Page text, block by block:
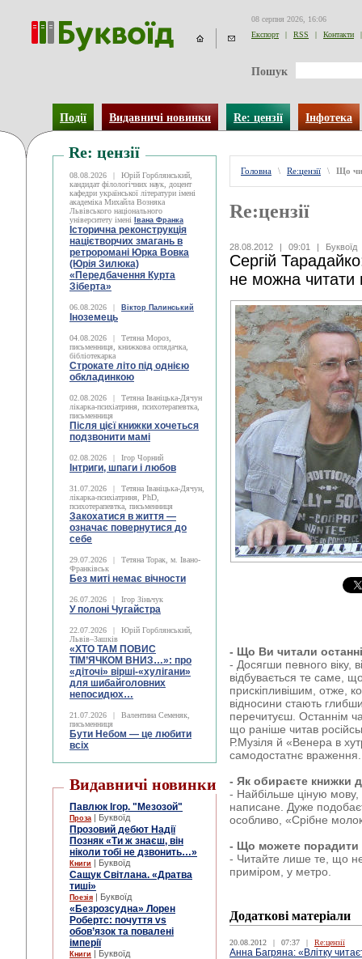
08 серпня 2026, 16:06
Експорт
| RSS | Контакти |
Пошук
Події Видавничі новинки Re: цензії Інфотека
Re: цензії
08.08.2026 |
Юрій Горблянський,
кандидат філологічних наук, доцент
кафедри української літератури імені
академіка Михайла Возняка
Львівського національного
університету імені
Івана Франка
Історична реконструкція
націєтворчих змагань в
ретроромані Юрка Вовка
(Юрія Зилюка)
«Передбачення Курта
Зіберта»
06.08.2026 | Віктор Палинський
Іноземець
04.08.2026 |
Тетяна Мороз,
письменниця, книжкова оглядачка,
бібліотекарка
Строкате літо під однією
обкладинкою
02.08.2026 |
Тетяна Іваніцька-Дячун
лікарка-психіатриня, психотерапевтка,
письменниця
Після цієї книжки хочеться
подзвонити мамі
02.08.2026 | Ігор Чорний
Інтриги, шпаги і любов
31.07.2026 |
Тетяна Іваніцька-Дячун,
лікарка-психіатриня, PhD,
психотерапевтка, письменниця
Закохатися в життя —
означає повернутися до
себе
29.07.2026 |
Тетяна Торак, м. Івано-
Франківськ
Без миті немає вічности
26.07.2026 | Ігор Зіньчук
У полоні Чугайстра
22.07.2026 |
Юрій Горблянський,
Львів–Зашків
«ХТО ТАМ ПОВИС
ТІМ’ЯЧКОМ ВНИЗ…»: про
«діточі» вірші-«хулігани»
для шибайголовних
непосидюх…
21.07.2026 |
Валентина Семеняк,
письменниця
Бути Небом ― це любити
всіх
Видавничі новинки
Павлюк Ігор. "Мезозой"
Проза | Буквоїд
Прозовий дебют Надії
Позняк «Ти ж знаєш, він
ніколи тобі не дзвонить…»
Книги | Буквоїд
Сащук Світлана. «Дратва
тиші»
Поезія | Буквоїд
«Безрозсудна» Лорен
Робертс: почуття vs
обов’язок та повалені
імперії
Книги | Буквоїд
Головна \ Re:цензії \ Що
Re:цензії
28.08.2012 | 09:01 | Буквоїд
Сергій
не можна читати
- Що Ви читали
- Досягши певного віку,
відбувається те саме,
прискіпливішим, отже,
відносини стають
перечитуєш. Останнім
що раніше читав
Р.Музіля й «Венера в
самодостатнє враження.
- Як обираєте книжки
- Найбільше ціную
написане. Дуже
особливо, «Срібне
- Що можете порадити
- Читайте лише те, що не
приміром, у метро.
Додаткові матеріали
20.08.2012 | 07:37 | Re:цензії
Анна Багряна: «Влітку